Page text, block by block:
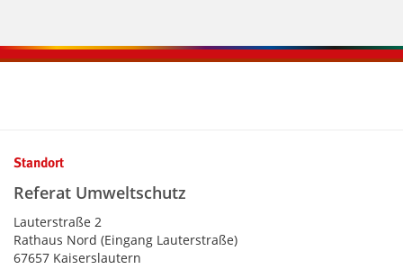
Standort
Referat Umweltschutz
Lauterstraße 2
Rathaus Nord (Eingang Lauterstraße)
67657 Kaiserslautern